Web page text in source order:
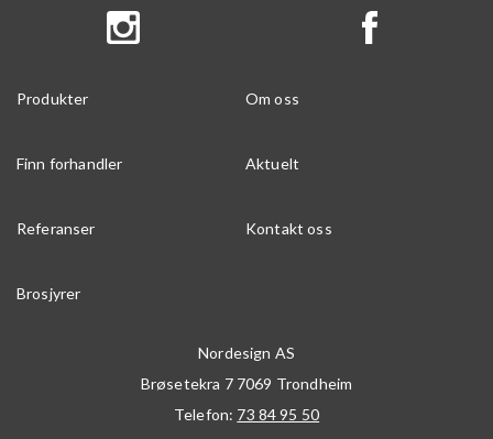
Produkter Om oss
Finn forhandler Aktuelt
Referanser Kontakt oss
Brosjyrer
Nordesign AS
Brøsetekra 7 7069 Trondheim
Telefon: 73 84 95 50